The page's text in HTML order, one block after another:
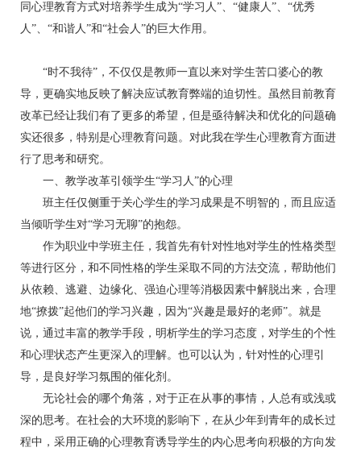
同心理教育方式对培养学生成为“学习人”、“健康人”、“优秀
人”、“和谐人”和“社会人”的巨大作用。
“时不我待”，不仅仅是教师一直以来对学生苦口婆心的教
导，更确实地反映了解决应试教育弊端的迫切性。虽然目前教育
改革已经让我们有了更多的希望，但是亟待解决和优化的问题确
实还很多，特别是心理教育问题。对此我在学生心理教育方面进
行了思考和研究。
一、教学改革引领学生“学习人”的心理
班主任仅侧重于关心学生的学习成果是不明智的，而且应适
当倾听学生对“学习无聊”的抱怨。
作为职业中学班主任，我首先有针对性地对学生的性格类型
等进行区分，和不同性格的学生采取不同的方法交流，帮助他们
从依赖、逃避、边缘化、强迫心理等消极因素中解脱出来，合理
地“撩拨”起他们的学习兴趣，因为“兴趣是最好的老师”。就是
说，通过丰富的教学手段，明析学生的学习态度，对学生的个性
和心理状态产生更深入的理解。也可以认为，针对性的心理引
导，是良好学习氛围的催化剂。
无论社会的哪个角落，对于正在从事的事情，人总有或浅或
深的思考。在社会的大环境的影响下，在从少年到青年的成长过
程中，采用正确的心理教育诱导学生的内心思考向积极的方向发